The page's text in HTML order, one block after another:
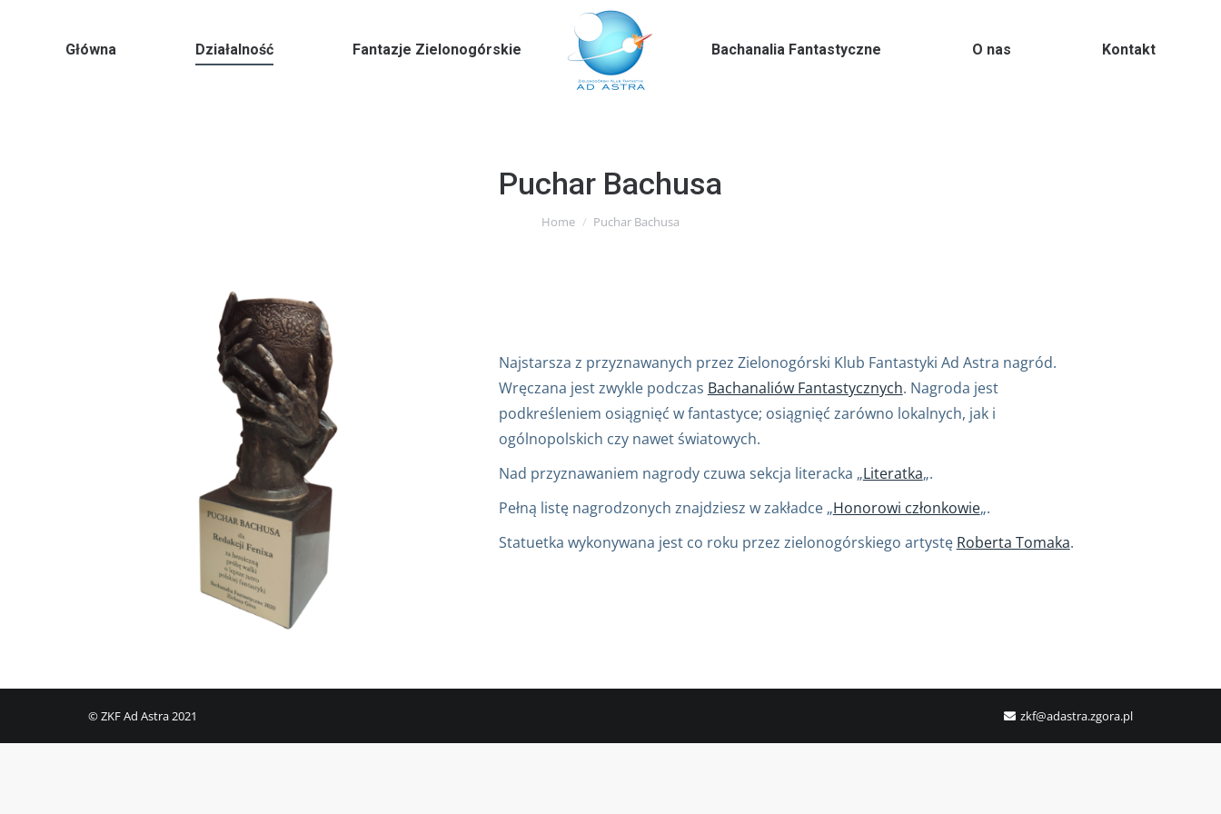
Główna Działalność Fantazje Zielonogórskie Bachanalia Fantastyczne O nas Kontakt
Puchar Bachusa
You are here:
Home Puchar Bachusa
Najstarsza z przyznawanych przez Zielonogórski Klub Fantastyki Ad Astra nagród.
Wręczana jest zwykle podczas Bachanaliów Fantastycznych. Nagroda jest
podkreśleniem osiągnięć w fantastyce; osiągnięć zarówno lokalnych, jak i
ogólnopolskich czy nawet światowych.
Nad przyznawaniem nagrody czuwa sekcja literacka „Literatka„.
Pełną listę nagrodzonych znajdziesz w zakładce „Honorowi członkowie„.
Statuetka wykonywana jest co roku przez zielonogórskiego artystę Roberta Tomaka.
© ZKF Ad Astra 2021 zkf@adastra.zgora.pl